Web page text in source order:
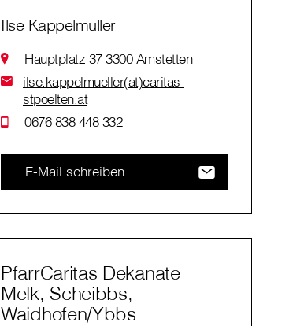
Ilse Kappelmüller
Hauptplatz 37 3300 Amstetten
ilse.kappelmueller(at)caritas-
stpoelten.at
0676 838 448 332
E-Mail schreiben
PfarrCaritas Dekanate
Melk, Scheibbs,
Waidhofen/Ybbs